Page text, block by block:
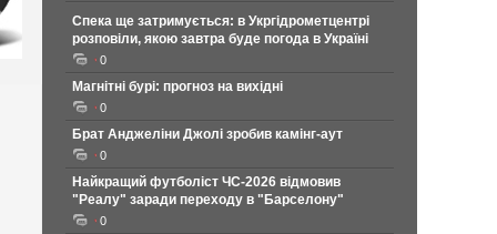
Спека ще затримується: в Укргідрометцентрі
розповіли, якою завтра буде погода в Україні
0
Магнітні бурі: прогноз на вихідні
0
Брат Анджеліни Джолі зробив камінг-аут
0
Найкращий футболіст ЧС-2026 відмовив
"Реалу" заради переходу в "Барселону"
0